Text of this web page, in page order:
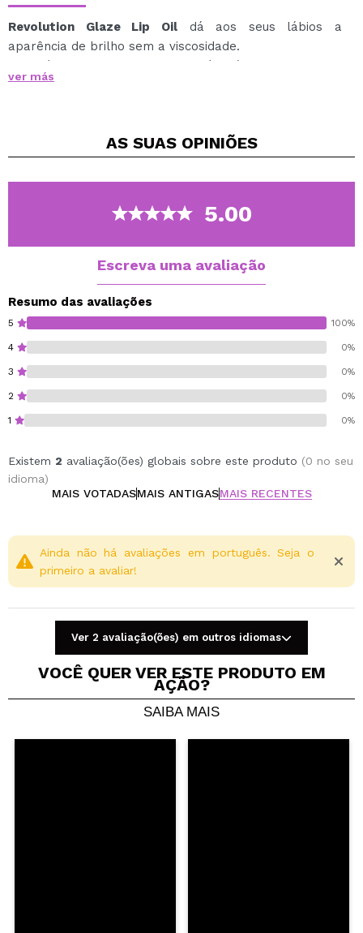
Revolution Glaze Lip Oildá aos seus lábios a
aparência de brilho sem a viscosidade.
Este óleo labial nutritivo contém ácido hialurônico,
vitamina E, óleo de jojoba e óleo de karité para nutrir
A sombra Lust Clear é um óleo labial nutritivo
ver más
AS SUAS OPINIÕES
5.00
Escreva uma avaliação
Resumo das avaliações
5 100%
4 0%
3 0%
2 0%
1 0%
Existem 2 avaliação(ões) globais sobre este produto (0 no seu
idioma)
MAIS VOTADASMAIS ANTIGASMAIS RECENTES
Compartilhar um vídeo ou uma foto
Seu vídeo pode ser o primeiro. Imagine isso...
Ainda não há avaliações em português. Seja o
primeiro a avaliar!
Ver 2 avaliação(ões) em outros idiomas
VOCÊ QUER VER ESTE PRODUTO EM
AÇÃO?
SAIBA MAIS